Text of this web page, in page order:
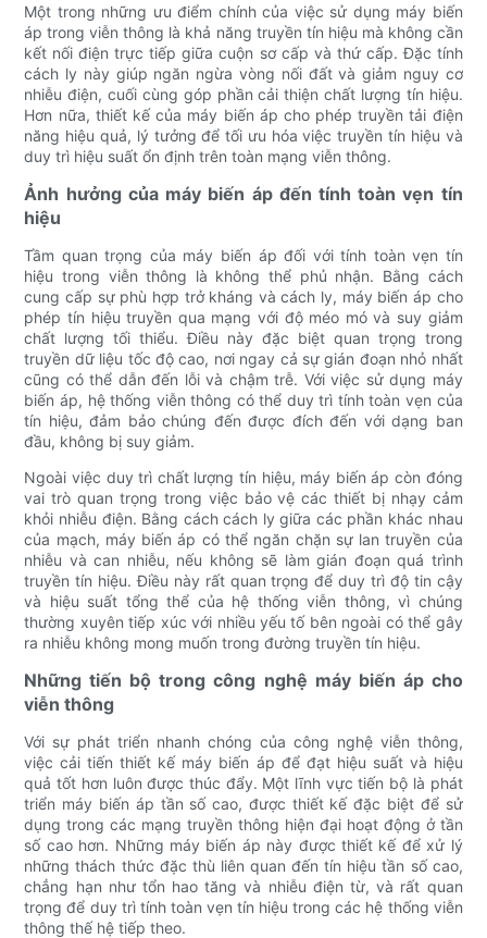
Một trong những ưu điểm chính của việc sử dụng máy biến
áp trong viễn thông là khả năng truyền tín hiệu mà không cần
kết nối điện trực tiếp giữa cuộn sơ cấp và thứ cấp. Đặc tính
cách ly này giúp ngăn ngừa vòng nối đất và giảm nguy cơ
nhiễu điện, cuối cùng góp phần cải thiện chất lượng tín hiệu.
Hơn nữa, thiết kế của máy biến áp cho phép truyền tải điện
năng hiệu quả, lý tưởng để tối ưu hóa việc truyền tín hiệu và
duy trì hiệu suất ổn định trên toàn mạng viễn thông.
Ảnh hưởng của máy biến áp đến tính toàn vẹn tín
hiệu
Tầm quan trọng của máy biến áp đối với tính toàn vẹn tín
hiệu trong viễn thông là không thể phủ nhận. Bằng cách
cung cấp sự phù hợp trở kháng và cách ly, máy biến áp cho
phép tín hiệu truyền qua mạng với độ méo mó và suy giảm
chất lượng tối thiểu. Điều này đặc biệt quan trọng trong
truyền dữ liệu tốc độ cao, nơi ngay cả sự gián đoạn nhỏ nhất
cũng có thể dẫn đến lỗi và chậm trễ. Với việc sử dụng máy
biến áp, hệ thống viễn thông có thể duy trì tính toàn vẹn của
tín hiệu, đảm bảo chúng đến được đích đến với dạng ban
đầu, không bị suy giảm.
Ngoài việc duy trì chất lượng tín hiệu, máy biến áp còn đóng
vai trò quan trọng trong việc bảo vệ các thiết bị nhạy cảm
khỏi nhiễu điện. Bằng cách cách ly giữa các phần khác nhau
của mạch, máy biến áp có thể ngăn chặn sự lan truyền của
nhiễu và can nhiễu, nếu không sẽ làm gián đoạn quá trình
truyền tín hiệu. Điều này rất quan trọng để duy trì độ tin cậy
và hiệu suất tổng thể của hệ thống viễn thông, vì chúng
thường xuyên tiếp xúc với nhiều yếu tố bên ngoài có thể gây
ra nhiễu không mong muốn trong đường truyền tín hiệu.
Những tiến bộ trong công nghệ máy biến áp cho
viễn thông
Với sự phát triển nhanh chóng của công nghệ viễn thông,
việc cải tiến thiết kế máy biến áp để đạt hiệu suất và hiệu
quả tốt hơn luôn được thúc đẩy. Một lĩnh vực tiến bộ là phát
triển máy biến áp tần số cao, được thiết kế đặc biệt để sử
dụng trong các mạng truyền thông hiện đại hoạt động ở tần
số cao hơn. Những máy biến áp này được thiết kế để xử lý
những thách thức đặc thù liên quan đến tín hiệu tần số cao,
chẳng hạn như tổn hao tăng và nhiễu điện từ, và rất quan
trọng để duy trì tính toàn vẹn tín hiệu trong các hệ thống viễn
thông thế hệ tiếp theo.